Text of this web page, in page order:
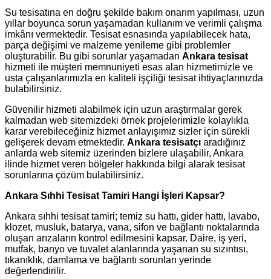
Su tesisatına en doğru şekilde bakım onarım yapılması, uzun
yıllar boyunca sorun yaşamadan kullanım ve verimli çalışma
imkânı vermektedir. Tesisat esnasında yapılabilecek hata,
parça değişimi ve malzeme yenileme gibi problemler
oluşturabilir. Bu gibi sorunlar yaşamadan Ankara tesisat
hizmeti ile müşteri memnuniyeti esas alan hizmetimizle ve
usta çalışanlarımızla en kaliteli işçiliği tesisat ihtiyaçlarınızda
bulabilirsiniz.
Güvenilir hizmeti alabilmek için uzun araştırmalar gerek
kalmadan web sitemizdeki örnek projelerimizle kolaylıkla
karar verebileceğiniz hizmet anlayışımız sizler için sürekli
gelişerek devam etmektedir. Ankara tesisatçı aradığınız
anlarda web sitemiz üzerinden bizlere ulaşabilir, Ankara
ilinde hizmet veren bölgeler hakkında bilgi alarak tesisat
sorunlarına çözüm bulabilirsiniz.
Ankara Sıhhi Tesisat Tamiri Hangi İşleri Kapsar?
Ankara sıhhi tesisat tamiri; temiz su hattı, gider hattı, lavabo,
klozet, musluk, batarya, vana, sifon ve bağlantı noktalarında
oluşan arızaların kontrol edilmesini kapsar. Daire, iş yeri,
mutfak, banyo ve tuvalet alanlarında yaşanan su sızıntısı,
tıkanıklık, damlama ve bağlantı sorunları yerinde
değerlendirilir.